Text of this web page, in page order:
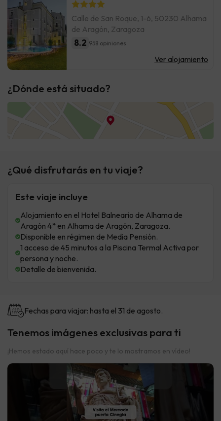
Calle de San Roque, 1-6, 50230 Alhama
de Aragón, Zaragoza
8.2 958 opiniones
Ver alojamiento
¿Dónde está situado?
¿Qué disfrutarás en tu viaje?
Este viaje incluye
Alojamiento en el Hotel Balneario de Alhama de
Aragón 4* en Alhama de Aragón, Zaragoza.
Disponible en régimen de Media Pensión.
1 acceso de 45 minutos a la Piscina Termal Activa por
persona y noche.
Detalle de bienvenida.
Fechas para viajar: hasta el 31 de agosto.
Tenemos imágenes exclusivas para ti
¡Hemos estado aquí hace poco y te lo mostramos en vídeo!